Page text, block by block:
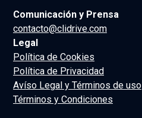
Comunicación y Prensa
contacto@clidrive.com
Legal
Política de Cookies
Política de Privacidad
Avíso Legal y Términos de uso
Términos y Condiciones